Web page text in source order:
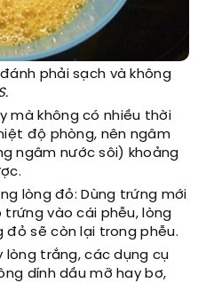
phải sạch và không
mà không có nhiều thời
độ phòng, nên ngâm
ngâm nước sôi) khoảng
lòng đỏ: Dùng trứng mới
vào cái phễu, lòng
đỏ sẽ còn lại trong phễu.
lòng trắng, các dụng cụ
dính dầu mỡ hay bơ,